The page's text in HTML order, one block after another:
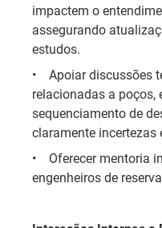
impactem o
assegurando
estudos.
•
Apoiar discussões
relacionadas a poços,
sequenciamento de
claramente incertezas
•
Oferecer mentoria
engenheiros de